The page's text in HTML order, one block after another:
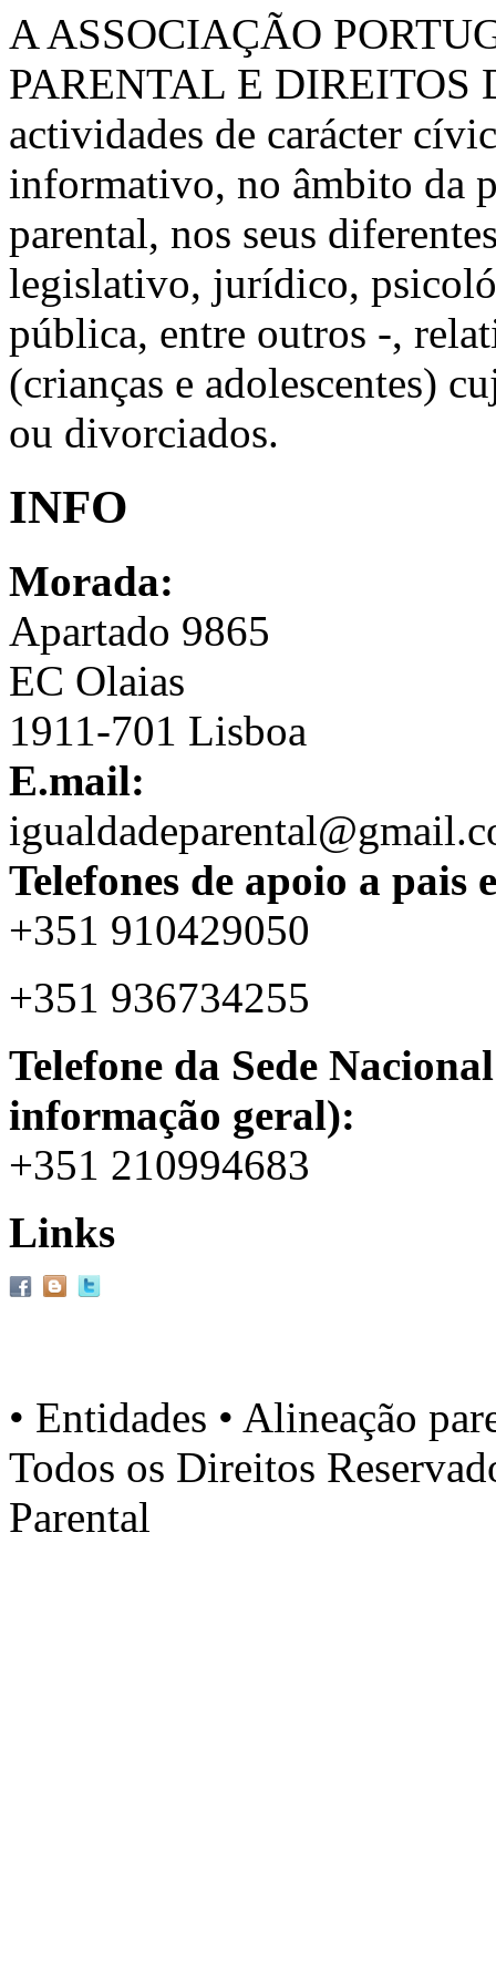
A ASSOCIAÇÃO
PARENTAL E DIREITOS
actividades de carácter
informativo, no âmbito da
parental, nos seus
legislativo, jurídico,
pública, entre outros -,
(crianças e adolescentes)
ou divorciados.
INFO
Morada:
Apartado 9865
EC Olaias
1911-701 Lisboa
E.mail:
Telefones de apoio a pais
+351 910429050
+351 936734255
Telefone da Sede
informação geral):
+351 210994683
Links
• Entidades • Alineação
Todos os Direitos
Parental